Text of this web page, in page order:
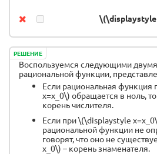
РЕШЕНИЕ
Воспользуемся следующими
рациональной функции,
Если рациональная функция
x=x_0\) обращается в ноль,
корень числителя.
Если при \(\displaystyle
рациональной функции не
говорят, что оно не
x_0\) – корень знаменателя.